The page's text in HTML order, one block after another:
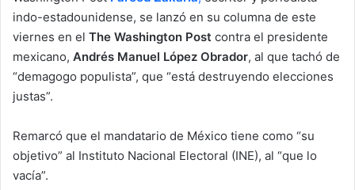
e
m
indo-estadounidense, se lanzó en su columna de este
viernes en el The Washington Post contra el presidente
mexicano, Andrés Manuel López Obrador, al que tachó de
“demagogo populista”, que “está destruyendo elecciones
justas”.
Remarcó que el mandatario de México tiene como “su
objetivo” al Instituto Nacional Electoral (INE), al “que lo
vacía”.